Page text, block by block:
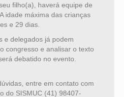
filho(a), haverá equipe de
idade máxima das crianças
e 29 dias.
e delegados já podem
congresso e analisar o texto
debatido no evento.
entre em contato com
do SISMUC (41) 98407-